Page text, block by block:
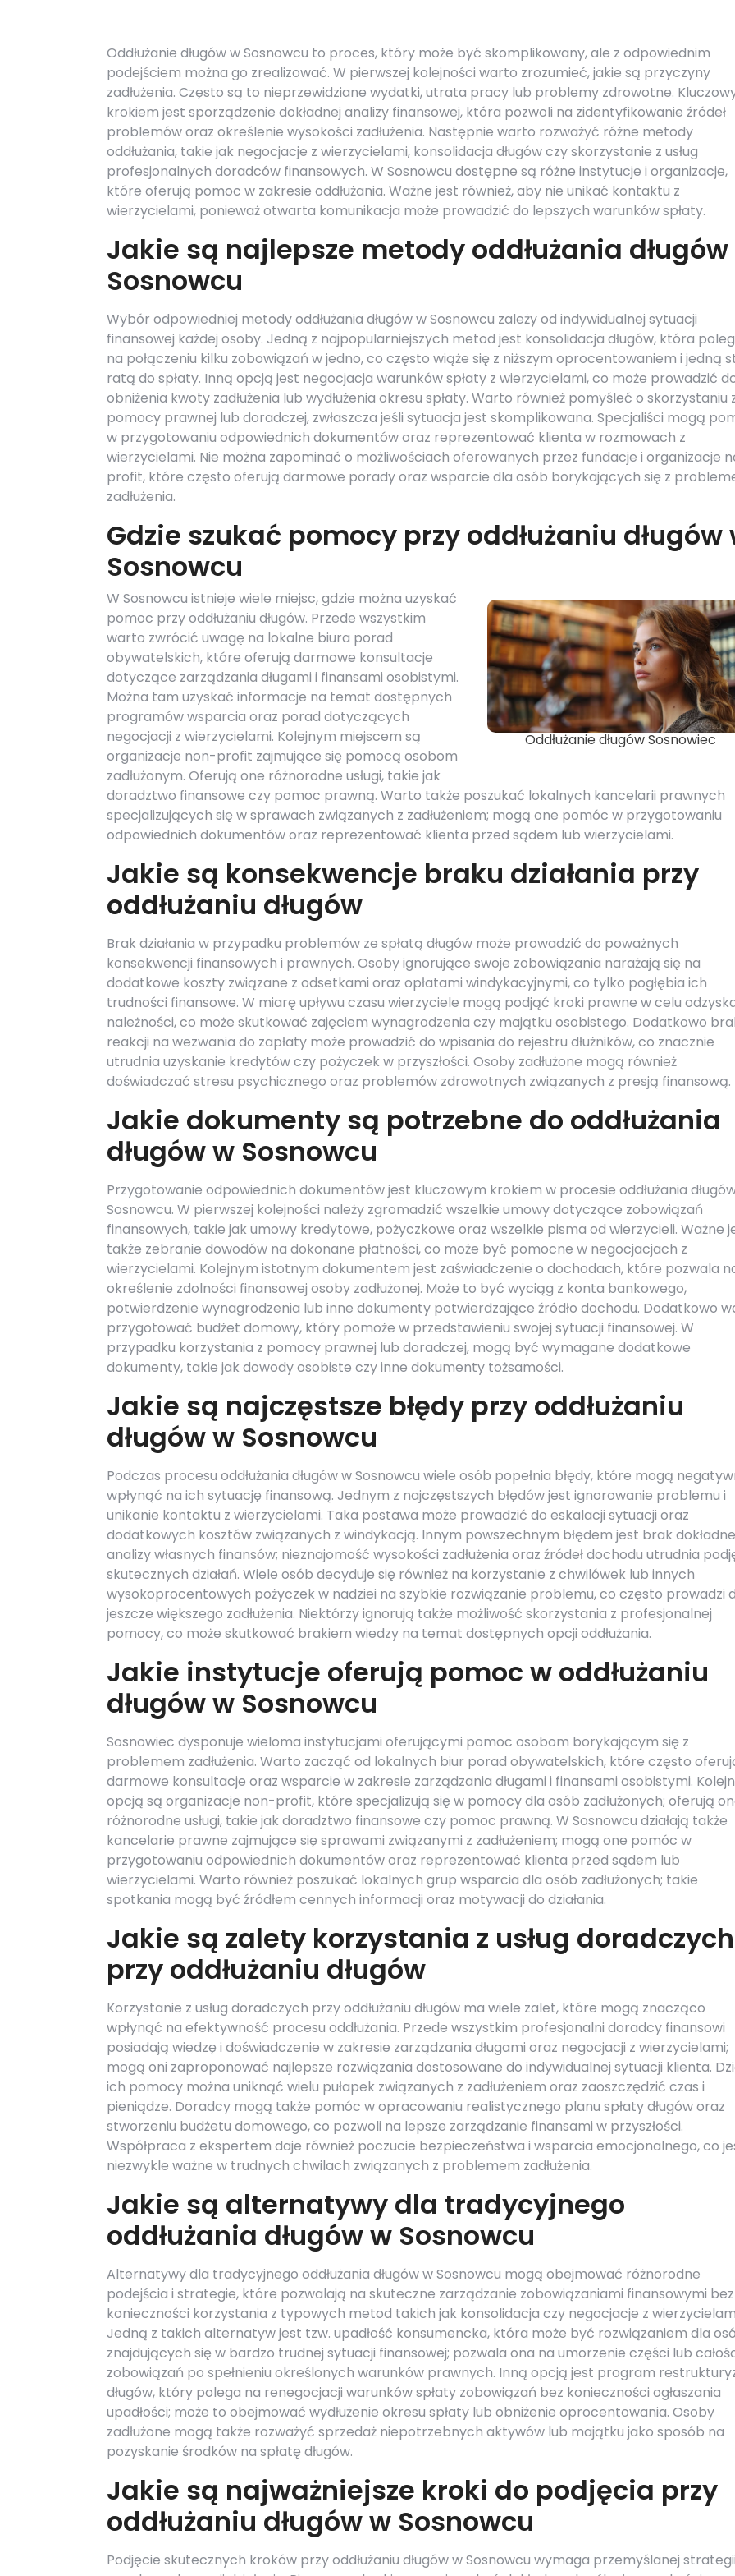
Oddłużanie długów w Sosnowcu to proces, który może być skomplikowany, ale z odpowiednim
podejściem można go zrealizować. W pierwszej kolejności warto zrozumieć, jakie są przyczyny
zadłużenia. Często są to nieprzewidziane wydatki, utrata pracy lub problemy zdrowotne.
krokiem jest sporządzenie dokładnej analizy finansowej, która pozwoli na zidentyfikowanie źródeł
problemów oraz określenie wysokości zadłużenia. Następnie warto rozważyć różne metody
oddłużania, takie jak negocjacje z wierzycielami, konsolidacja długów czy skorzystanie z usług
profesjonalnych doradców finansowych. W Sosnowcu dostępne są różne instytucje i organizacje,
które oferują pomoc w zakresie oddłużania. Ważne jest również, aby nie unikać kontaktu z
wierzycielami, ponieważ otwarta komunikacja może prowadzić do lepszych warunków spłaty.
Jakie są najlepsze metody oddłużania długów
Sosnowcu
Wybór odpowiedniej metody oddłużania długów w Sosnowcu zależy od indywidualnej sytuacji
finansowej każdej osoby. Jedną z najpopularniejszych metod jest konsolidacja długów, która
na połączeniu kilku zobowiązań w jedno, co często wiąże się z niższym oprocentowaniem i jedną
ratą do spłaty. Inną opcją jest negocjacja warunków spłaty z wierzycielami, co może prowadzić
obniżenia kwoty zadłużenia lub wydłużenia okresu spłaty. Warto również pomyśleć o skorzystaniu
pomocy prawnej lub doradczej, zwłaszcza jeśli sytuacja jest skomplikowana. Specjaliści mogą
w przygotowaniu odpowiednich dokumentów oraz reprezentować klienta w rozmowach z
wierzycielami. Nie można zapominać o możliwościach oferowanych przez fundacje i organizacje
profit, które często oferują darmowe porady oraz wsparcie dla osób borykających się z
zadłużenia.
Gdzie szukać pomocy przy oddłużaniu długów
Sosnowcu
Oddłużanie długów Sosnowiec
W Sosnowcu istnieje wiele miejsc, gdzie można uzyskać
pomoc przy oddłużaniu długów. Przede wszystkim
warto zwrócić uwagę na lokalne biura porad
obywatelskich, które oferują darmowe konsultacje
dotyczące zarządzania długami i finansami osobistymi.
Można tam uzyskać informacje na temat dostępnych
programów wsparcia oraz porad dotyczących
negocjacji z wierzycielami. Kolejnym miejscem są
organizacje non-profit zajmujące się pomocą osobom
zadłużonym. Oferują one różnorodne usługi, takie jak
doradztwo finansowe czy pomoc prawną. Warto także poszukać lokalnych kancelarii prawnych
specjalizujących się w sprawach związanych z zadłużeniem; mogą one pomóc w przygotowaniu
odpowiednich dokumentów oraz reprezentować klienta przed sądem lub wierzycielami.
Jakie są konsekwencje braku działania przy
oddłużaniu długów
Brak działania w przypadku problemów ze spłatą długów może prowadzić do poważnych
konsekwencji finansowych i prawnych. Osoby ignorujące swoje zobowiązania narażają się na
dodatkowe koszty związane z odsetkami oraz opłatami windykacyjnymi, co tylko pogłębia ich
trudności finansowe. W miarę upływu czasu wierzyciele mogą podjąć kroki prawne w celu
należności, co może skutkować zajęciem wynagrodzenia czy majątku osobistego. Dodatkowo
reakcji na wezwania do zapłaty może prowadzić do wpisania do rejestru dłużników, co znacznie
utrudnia uzyskanie kredytów czy pożyczek w przyszłości. Osoby zadłużone mogą również
doświadczać stresu psychicznego oraz problemów zdrowotnych związanych z presją finansową.
Jakie dokumenty są potrzebne do oddłużania
długów w Sosnowcu
Przygotowanie odpowiednich dokumentów jest kluczowym krokiem w procesie oddłużania
Sosnowcu. W pierwszej kolejności należy zgromadzić wszelkie umowy dotyczące zobowiązań
finansowych, takie jak umowy kredytowe, pożyczkowe oraz wszelkie pisma od wierzycieli. Ważne
także zebranie dowodów na dokonane płatności, co może być pomocne w negocjacjach z
wierzycielami. Kolejnym istotnym dokumentem jest zaświadczenie o dochodach, które pozwala
określenie zdolności finansowej osoby zadłużonej. Może to być wyciąg z konta bankowego,
potwierdzenie wynagrodzenia lub inne dokumenty potwierdzające źródło dochodu. Dodatkowo
przygotować budżet domowy, który pomoże w przedstawieniu swojej sytuacji finansowej. W
przypadku korzystania z pomocy prawnej lub doradczej, mogą być wymagane dodatkowe
dokumenty, takie jak dowody osobiste czy inne dokumenty tożsamości.
Jakie są najczęstsze błędy przy oddłużaniu
długów w Sosnowcu
Podczas procesu oddłużania długów w Sosnowcu wiele osób popełnia błędy, które mogą
wpłynąć na ich sytuację finansową. Jednym z najczęstszych błędów jest ignorowanie problemu i
unikanie kontaktu z wierzycielami. Taka postawa może prowadzić do eskalacji sytuacji oraz
dodatkowych kosztów związanych z windykacją. Innym powszechnym błędem jest brak
analizy własnych finansów; nieznajomość wysokości zadłużenia oraz źródeł dochodu utrudnia
skutecznych działań. Wiele osób decyduje się również na korzystanie z chwilówek lub innych
wysokoprocentowych pożyczek w nadziei na szybkie rozwiązanie problemu, co często prowadzi
jeszcze większego zadłużenia. Niektórzy ignorują także możliwość skorzystania z profesjonalnej
pomocy, co może skutkować brakiem wiedzy na temat dostępnych opcji oddłużania.
Jakie instytucje oferują pomoc w oddłużaniu
długów w Sosnowcu
Sosnowiec dysponuje wieloma instytucjami oferującymi pomoc osobom borykającym się z
problemem zadłużenia. Warto zacząć od lokalnych biur porad obywatelskich, które często
darmowe konsultacje oraz wsparcie w zakresie zarządzania długami i finansami osobistymi.
opcją są organizacje non-profit, które specjalizują się w pomocy dla osób zadłużonych; oferują
różnorodne usługi, takie jak doradztwo finansowe czy pomoc prawną. W Sosnowcu działają także
kancelarie prawne zajmujące się sprawami związanymi z zadłużeniem; mogą one pomóc w
przygotowaniu odpowiednich dokumentów oraz reprezentować klienta przed sądem lub
wierzycielami. Warto również poszukać lokalnych grup wsparcia dla osób zadłużonych; takie
spotkania mogą być źródłem cennych informacji oraz motywacji do działania.
Jakie są zalety korzystania z usług doradczych
przy oddłużaniu długów
Korzystanie z usług doradczych przy oddłużaniu długów ma wiele zalet, które mogą znacząco
wpłynąć na efektywność procesu oddłużania. Przede wszystkim profesjonalni doradcy finansowi
posiadają wiedzę i doświadczenie w zakresie zarządzania długami oraz negocjacji z wierzycielami;
mogą oni zaproponować najlepsze rozwiązania dostosowane do indywidualnej sytuacji klienta.
ich pomocy można uniknąć wielu pułapek związanych z zadłużeniem oraz zaoszczędzić czas i
pieniądze. Doradcy mogą także pomóc w opracowaniu realistycznego planu spłaty długów oraz
stworzeniu budżetu domowego, co pozwoli na lepsze zarządzanie finansami w przyszłości.
Współpraca z ekspertem daje również poczucie bezpieczeństwa i wsparcia emocjonalnego, co
niezwykle ważne w trudnych chwilach związanych z problemem zadłużenia.
Jakie są alternatywy dla tradycyjnego
oddłużania długów w Sosnowcu
Alternatywy dla tradycyjnego oddłużania długów w Sosnowcu mogą obejmować różnorodne
podejścia i strategie, które pozwalają na skuteczne zarządzanie zobowiązaniami finansowymi bez
konieczności korzystania z typowych metod takich jak konsolidacja czy negocjacje z
Jedną z takich alternatyw jest tzw. upadłość konsumencka, która może być rozwiązaniem dla
znajdujących się w bardzo trudnej sytuacji finansowej; pozwala ona na umorzenie części lub
zobowiązań po spełnieniu określonych warunków prawnych. Inną opcją jest program
długów, który polega na renegocjacji warunków spłaty zobowiązań bez konieczności ogłaszania
upadłości; może to obejmować wydłużenie okresu spłaty lub obniżenie oprocentowania. Osoby
zadłużone mogą także rozważyć sprzedaż niepotrzebnych aktywów lub majątku jako sposób na
pozyskanie środków na spłatę długów.
Jakie są najważniejsze kroki do podjęcia przy
oddłużaniu długów w Sosnowcu
Podjęcie skutecznych kroków przy oddłużaniu długów w Sosnowcu wymaga przemyślanej strategii